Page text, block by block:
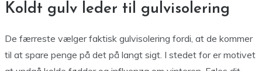
Koldt gulv leder til gulvisolering
De færreste vælger faktisk gulvisolering fordi, at de kommer
til at spare penge på det på langt sigt. I stedet for er motivet